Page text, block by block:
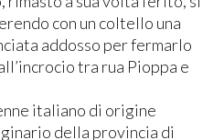
con un coltello una
addosso per fermarlo
tra rua Pioppa e
italiano di origine
della provincia di